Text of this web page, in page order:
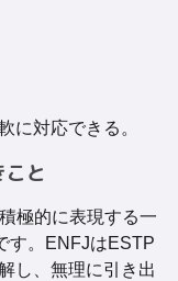
に対応できる。
と
極的に表現する一
す。ENFJはESTP
し、無理に引き出